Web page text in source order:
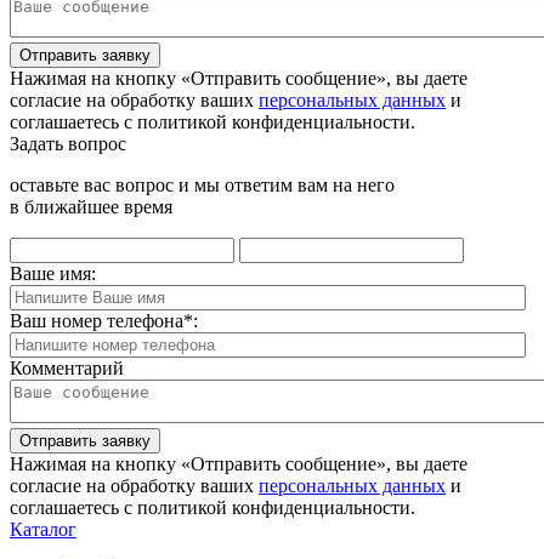
Отправить заявку
Нажимая на кнопку «Отправить сообщение», вы даете
согласие на обработку ваших персональных данных и
соглашаетесь с политикой конфиденциальности.
Задать вопрос
оставьте вас вопрос и мы ответим вам на него
в ближайшее время
Ваше имя:
Ваш номер телефона*:
Комментарий
Отправить заявку
Нажимая на кнопку «Отправить сообщение», вы даете
согласие на обработку ваших персональных данных и
соглашаетесь с политикой конфиденциальности.
Каталог